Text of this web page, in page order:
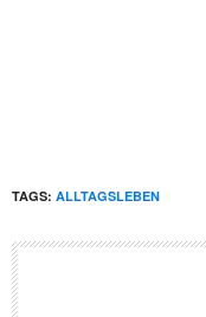
TAGS: ALLTAGSLEBEN